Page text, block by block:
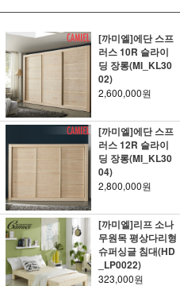
[까미엘]에단 스프
러스 10R 슬라이
딩 장롱(MI_KL30
02)
2,600,000원
[까미엘]에단 스프
러스 12R 슬라이
딩 장롱(MI_KL30
04)
2,800,000원
[까미엘]리프 소나
무원목 평상다리형
슈퍼싱글 침대(HD
_LP0022)
323,000원